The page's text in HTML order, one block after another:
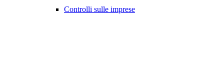
Controlli sulle imprese